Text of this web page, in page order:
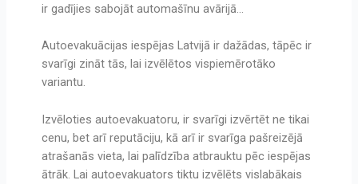
ir gadījies sabojāt automašīnu avārijā…
Autoevakuācijas iespējas Latvijā ir dažādas, tāpēc ir
svarīgi zināt tās, lai izvēlētos vispiemērotāko
variantu.
Izvēloties autoevakuatoru, ir svarīgi izvērtēt ne tikai
cenu, bet arī reputāciju, kā arī ir svarīga pašreizējā
atrašanās vieta, lai palīdzība atbrauktu pēc iespējas
ātrāk. Lai autoevakuators tiktu izvēlēts vislabākais